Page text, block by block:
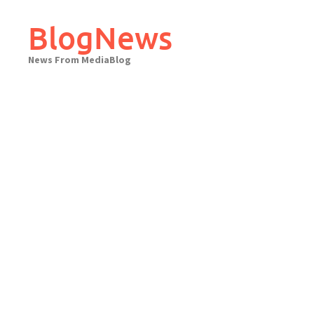
contentBlogNews
News From MediaBlog